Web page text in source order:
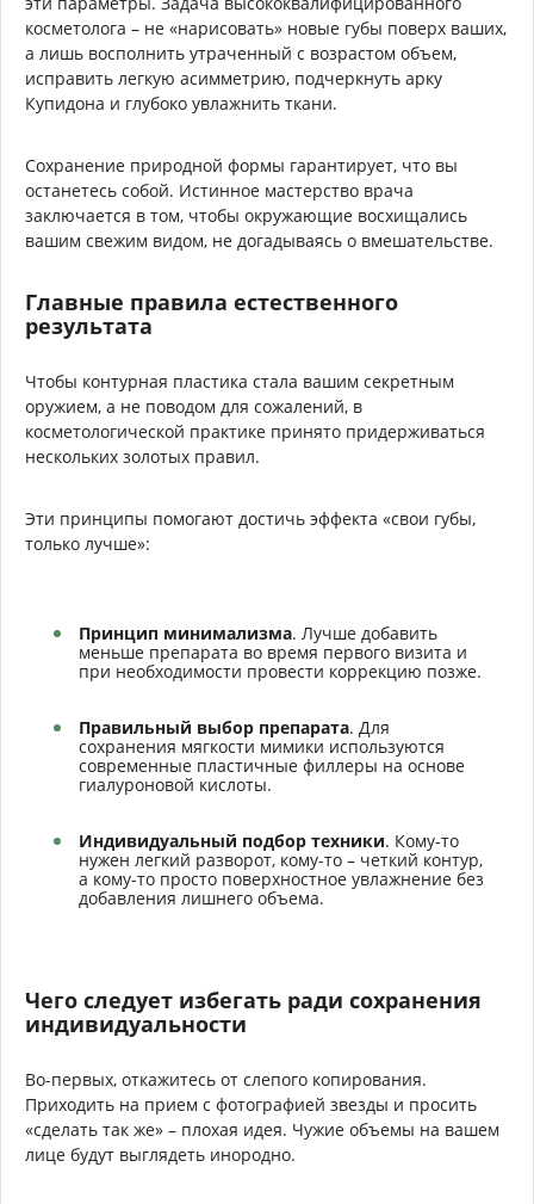
косметолога – не «нарисовать» новые губы поверх ваших,
а лишь восполнить утраченный с возрастом объем,
исправить легкую асимметрию, подчеркнуть арку
Купидона и глубоко увлажнить ткани.
Сохранение природной формы гарантирует, что вы
останетесь собой. Истинное мастерство врача
заключается в том, чтобы окружающие восхищались
вашим свежим видом, не догадываясь о вмешательстве.
Главные правила естественного
результата
Чтобы контурная пластика стала вашим секретным
оружием, а не поводом для сожалений, в
косметологической практике принято придерживаться
нескольких золотых правил.
Эти принципы помогают достичь эффекта «свои губы,
только лучше»:
Принцип минимализма. Лучше добавить
меньше препарата во время первого визита и
при необходимости провести коррекцию позже.
Правильный выбор препарата. Для
сохранения мягкости мимики используются
современные пластичные филлеры на основе
гиалуроновой кислоты.
Индивидуальный подбор техники. Кому-то
нужен легкий разворот, кому-то – четкий контур,
а кому-то просто поверхностное увлажнение без
добавления лишнего объема.
Чего следует избегать ради сохранения
индивидуальности
Во-первых, откажитесь от слепого копирования.
Приходить на прием с фотографией звезды и просить
«сделать так же» – плохая идея. Чужие объемы на вашем
лице будут выглядеть инородно.